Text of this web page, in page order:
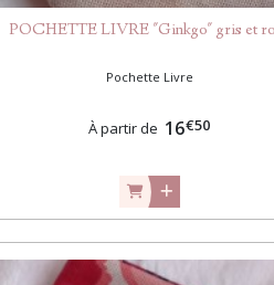
POCHETTE LIVRE "Ginkgo" gris et
Pochette Livre
À partir de 16€50